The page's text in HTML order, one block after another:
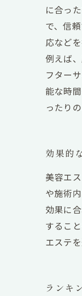
に合っ
で、信
応など
例えば
フター
能な時
ったり
効果的
美容エ
や施術
効果に
するこ
エステ
ランキ